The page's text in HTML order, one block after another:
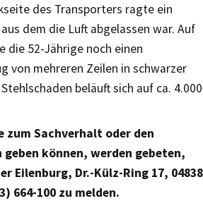
des Transporters ragte ein
dem die Luft abgelassen war. Auf
die 52-Jährige noch einen
von mehreren Zeilen in schwarzer
beläuft sich auf ca. 4.000
zum Sachverhalt oder den
können, werden gebeten,
Eilenburg, Dr.-Külz-Ring 17, 04838
664-100 zu melden.